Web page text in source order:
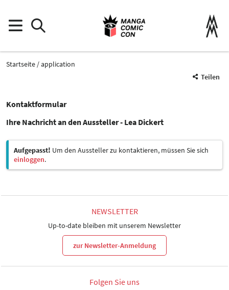
Startseite
application
Teilen
Kontaktformular
Ihre Nachricht an den Aussteller - Lea Dickert
Aufgepasst! Um den Aussteller zu kontaktieren, müssen Sie sich
einloggen.
NEWSLETTER
Up-to-date bleiben mit unserem Newsletter
zur Newsletter-Anmeldung
Folgen Sie uns